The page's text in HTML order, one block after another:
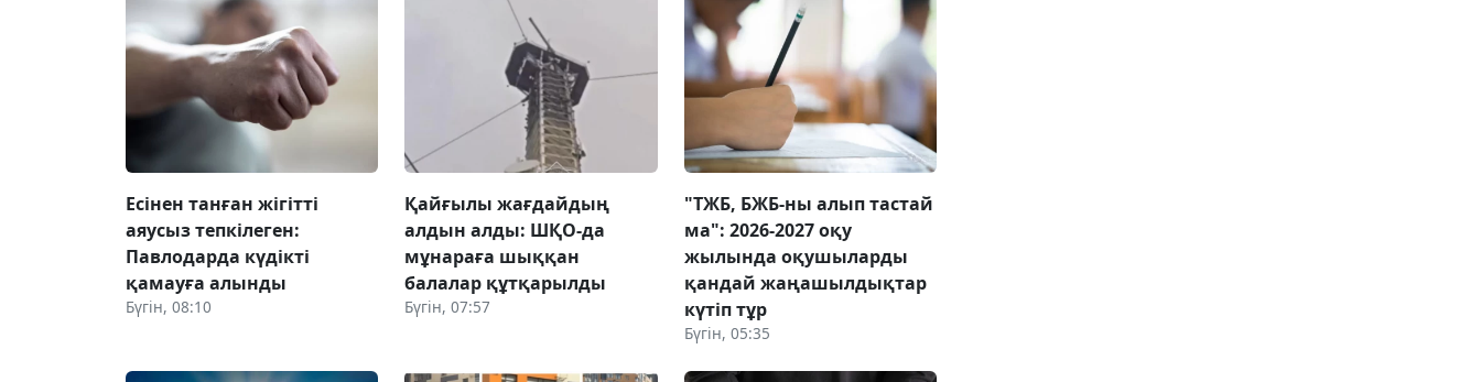
Есінен танған жігітті
аяусыз тепкілеген:
Павлодарда күдікті
қамауға алынды
Бүгін, 08:10
Қайғылы жағдайдың
алдын алды: ШҚО-да
мұнараға шыққан
балалар құтқарылды
Бүгін, 07:57
"ТЖБ, БЖБ-ны алып тастай
ма": 2026-2027 оқу
жылында оқушыларды
қандай жаңашылдықтар
күтіп тұр
Бүгін, 05:35